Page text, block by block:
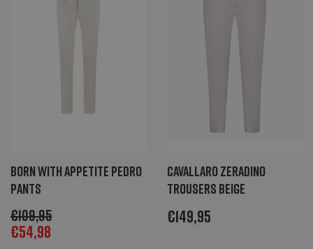
Born with Appetite Pedro
pants
€109,95
€54,98
Cavallaro Zeradino
Trousers beige
€149,95